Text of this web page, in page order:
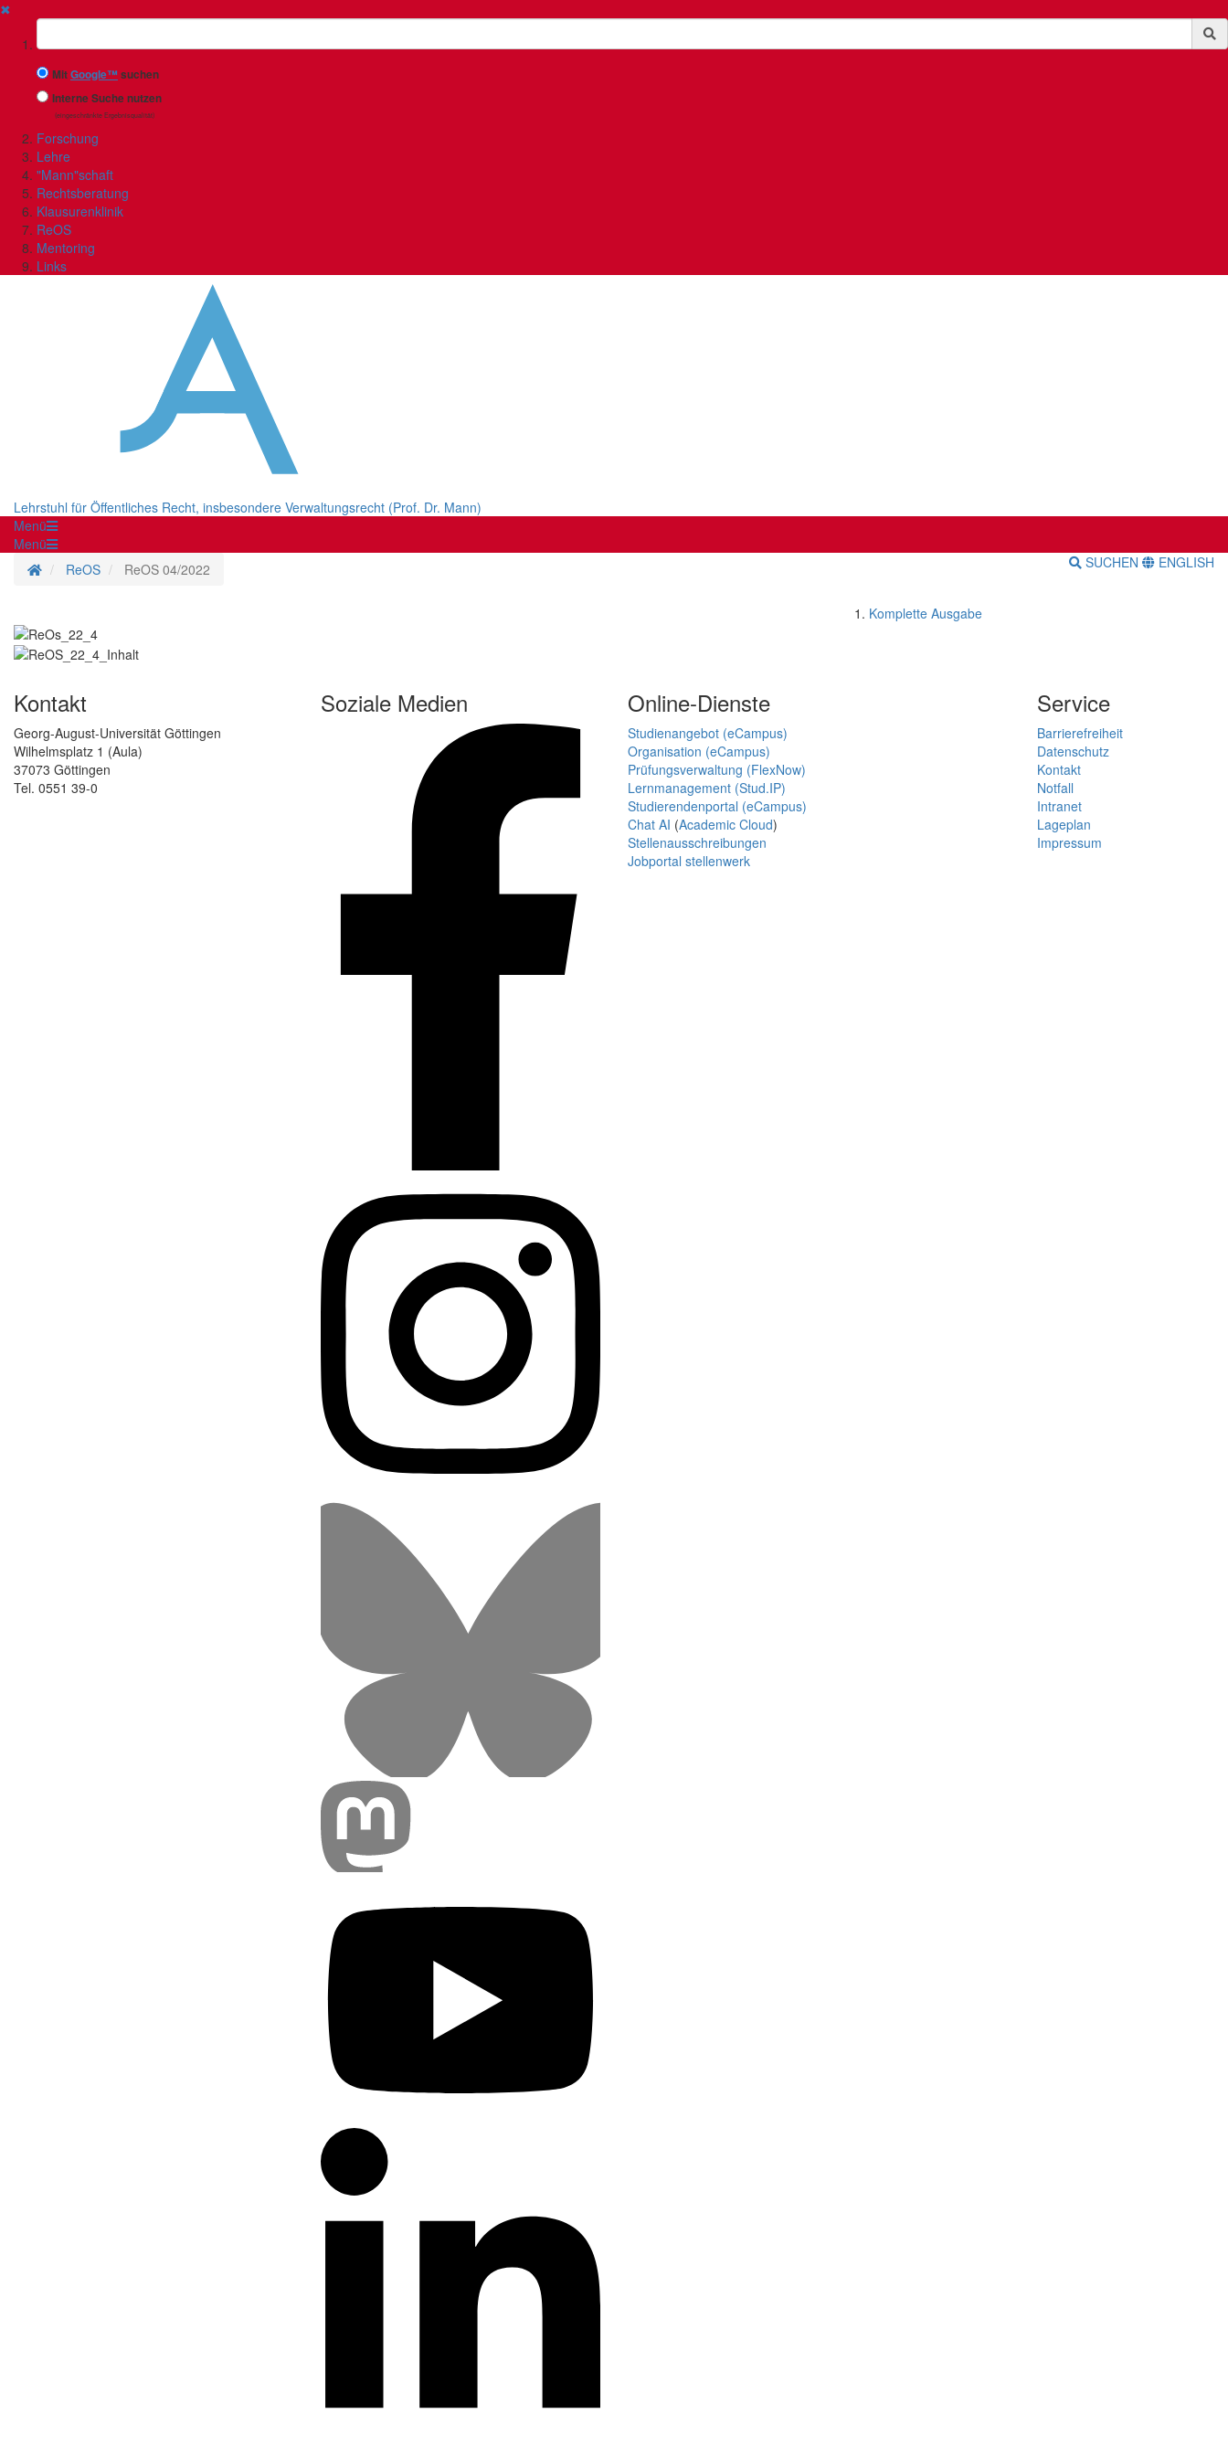
✖
Suchbegriff
MitGoogle™suchen
Interne Suche nutzen
(eingeschränkte Ergebnisqualität)
Forschung
Lehre
"Mann"schaft
Rechtsberatung
Klausurenklinik
ReOS
Mentoring
Links
Lehrstuhl für Öffentliches Recht, insbesondere Verwaltungsrecht (Prof. Dr. Mann)
Menü
Menü
Startseite
ReOS ReOS 04/2022 SUCHEN ENGLISH
Komplette Ausgabe
Kontakt
Georg-August-Universität Göttingen
Wilhelmsplatz 1 (Aula)
37073 Göttingen
Tel. 0551 39-0
Soziale Medien Online-Dienste
Studienangebot (eCampus)
Organisation (eCampus)
Prüfungsverwaltung (FlexNow)
Lernmanagement (Stud.IP)
Studierendenportal (eCampus)
Chat AI (Academic Cloud)
Stellenausschreibungen
Jobportal stellenwerk
Service
Barrierefreiheit
Datenschutz
Kontakt
Notfall
Intranet
Lageplan
Impressum